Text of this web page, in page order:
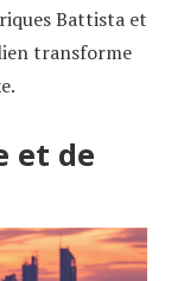
Battista et
transforme
et de